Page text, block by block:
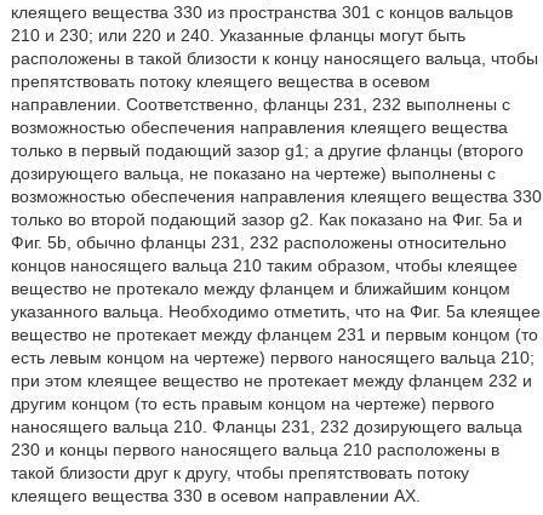
клеящего вещества 330 из пространства 301 с концов вальцов
210 и 230; или 220 и 240. Указанные фланцы могут быть
расположены в такой близости к концу наносящего вальца, чтобы
препятствовать потоку клеящего вещества в осевом
направлении. Соответственно, фланцы 231, 232 выполнены с
возможностью обеспечения направления клеящего вещества
только в первый подающий зазор g1; а другие фланцы (второго
дозирующего вальца, не показано на чертеже) выполнены с
возможностью обеспечения направления клеящего вещества 330
только во второй подающий зазор g2. Как показано на Фиг. 5а и
Фиг. 5b, обычно фланцы 231, 232 расположены относительно
концов наносящего вальца 210 таким образом, чтобы клеящее
вещество не протекало между фланцем и ближайшим концом
указанного вальца. Необходимо отметить, что на Фиг. 5а клеящее
вещество не протекает между фланцем 231 и первым концом (то
есть левым концом на чертеже) первого наносящего вальца 210;
при этом клеящее вещество не протекает между фланцем 232 и
другим концом (то есть правым концом на чертеже) первого
наносящего вальца 210. Фланцы 231, 232 дозирующего вальца
230 и концы первого наносящего вальца 210 расположены в
такой близости друг к другу, чтобы препятствовать потоку
клеящего вещества 330 в осевом направлении АХ.